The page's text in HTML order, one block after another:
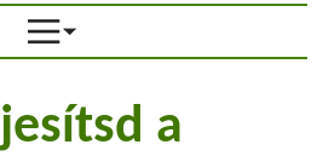
a